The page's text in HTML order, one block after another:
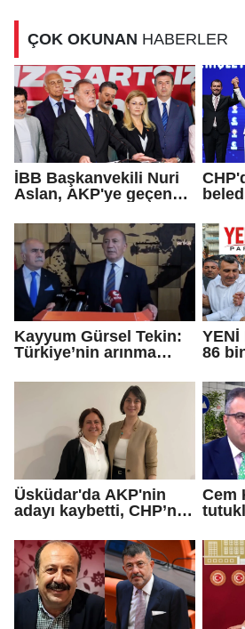
ÇOK OKUNAN HABERLER
İBB Başkanvekili Nuri
Aslan, AKP'ye geçen
iddialarına yanıt verdi
Kayyum Gürsel Tekin:
Türkiye’nin arınma
geldiniz...
YENİ
86
Üsküdar'da AKP'nin
adayı kaybetti, CHP’nin
Çetinkaya Başkan
Vekili seçildi
Cem